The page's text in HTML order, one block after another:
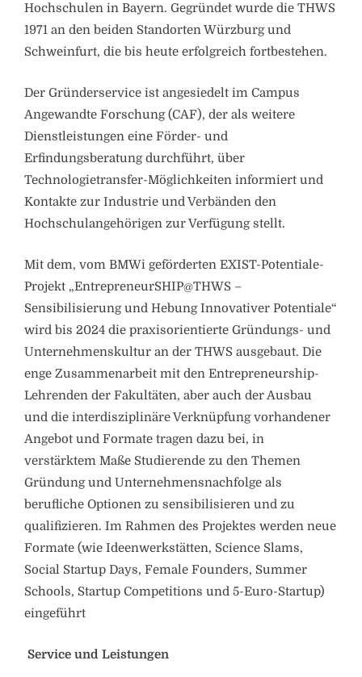
Hochschulen in Bayern. Gegründet wurde die THWS
1971 an den beiden Standorten Würzburg und
Schweinfurt, die bis heute erfolgreich fortbestehen.
Der Gründerservice ist angesiedelt im Campus
Angewandte Forschung (CAF), der als weitere
Dienstleistungen eine Förder- und
Erfindungsberatung durchführt, über
Technologietransfer-Möglichkeiten informiert und
Kontakte zur Industrie und Verbänden den
Hochschulangehörigen zur Verfügung stellt.
Mit dem, vom BMWi geförderten EXIST-Potentiale-
Projekt „EntrepreneurSHIP@THWS –
Sensibilisierung und Hebung Innovativer Potentiale“
wird bis 2024 die praxisorientierte Gründungs- und
Unternehmenskultur an der THWS ausgebaut. Die
enge Zusammenarbeit mit den Entrepreneurship-
Lehrenden der Fakultäten, aber auch der Ausbau
und die interdisziplinäre Verknüpfung vorhandener
Angebot und Formate tragen dazu bei, in
verstärktem Maße Studierende zu den Themen
Gründung und Unternehmensnachfolge als
berufliche Optionen zu sensibilisieren und zu
qualifizieren. Im Rahmen des Projektes werden neue
Formate (wie Ideenwerkstätten, Science Slams,
Social Startup Days, Female Founders, Summer
Schools, Startup Competitions und 5-Euro-Startup)
eingeführt
Service und Leistungen